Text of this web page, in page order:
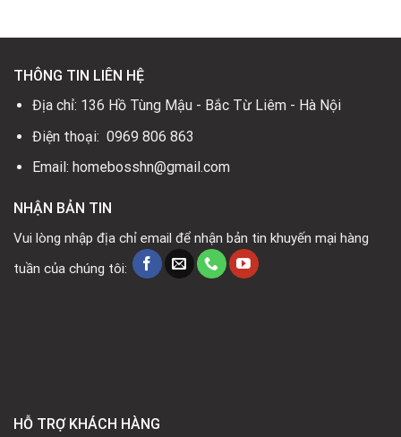
THÔNG TIN LIÊN HỆ
Địa chỉ: 136 Hồ Tùng Mậu - Bắc Từ Liêm - Hà Nội
Điện thoại: 0969 806 863
Email: homebosshn@gmail.com
NHẬN BẢN TIN
Vui lòng nhập địa chỉ email để nhận bản tin khuyến mại hàng
tuần của chúng tôi:
HỖ TRỢ KHÁCH HÀNG